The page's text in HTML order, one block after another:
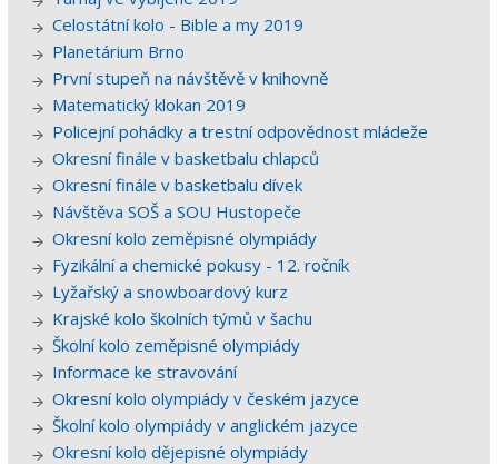
Celostátní kolo - Bible a my 2019
Planetárium Brno
První stupeň na návštěvě v knihovně
Matematický klokan 2019
Policejní pohádky a trestní odpovědnost mládeže
Okresní finále v basketbalu chlapců
Okresní finále v basketbalu dívek
Návštěva SOŠ a SOU Hustopeče
Okresní kolo zeměpisné olympiády
Fyzikální a chemické pokusy - 12. ročník
Lyžařský a snowboardový kurz
Krajské kolo školních týmů v šachu
Školní kolo zeměpisné olympiády
Informace ke stravování
Okresní kolo olympiády v českém jazyce
Školní kolo olympiády v anglickém jazyce
Okresní kolo dějepisné olympiády